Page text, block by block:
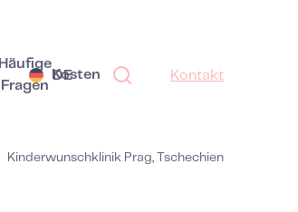
Häufige
Fragen
Kosten
DE Kontakt
Kinderwunschklinik Prag, Tschechien